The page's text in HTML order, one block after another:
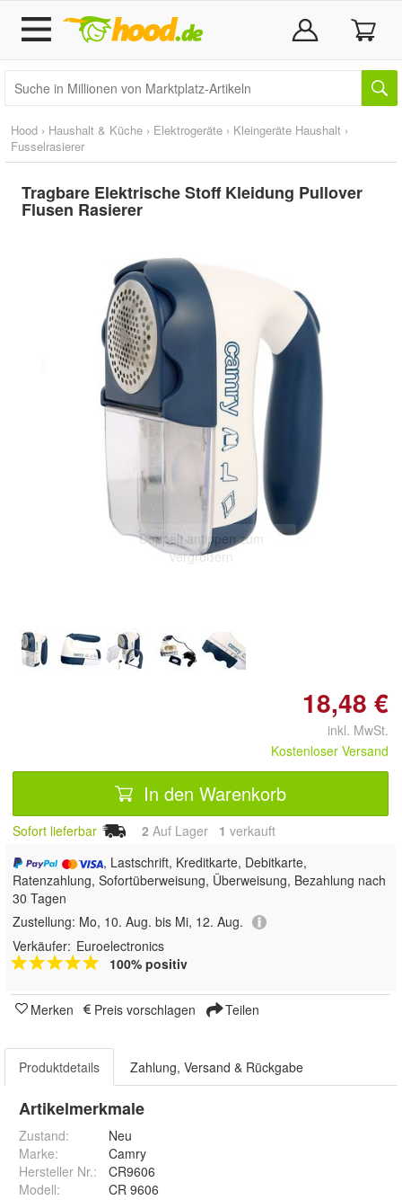
Hood › Haushalt & Küche › Elektrogeräte › Kleingeräte Haushalt ›
Fusselrasierer
Tragbare Elektrische Stoff Kleidung Pullover
Flusen Rasierer
Doppelt antippen zum
vergrößern
18,48 €
inkl. MwSt.
Kostenloser Versand
In den Warenkorb
Sofort lieferbar 2 Auf Lager 1 verkauft
, Lastschrift, Kreditkarte, Debitkarte,
Ratenzahlung, Sofortüberweisung, Überweisung, Bezahlung nach
30 Tagen
Zustellung: Mo, 10. Aug. bis Mi, 12. Aug.
Verkäufer: Euroelectronics
100% positiv
Merken Preis vorschlagen Teilen
Produktdetails Zahlung, Versand & Rückgabe
Artikelmerkmale
Zustand:
Neu
Marke:
Camry
Hersteller Nr.:
CR9606
Modell: CR 9606